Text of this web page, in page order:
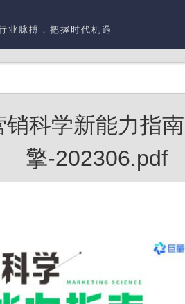
业脉搏，把握时代机遇
销科学新能力指
擎-202306.pdf